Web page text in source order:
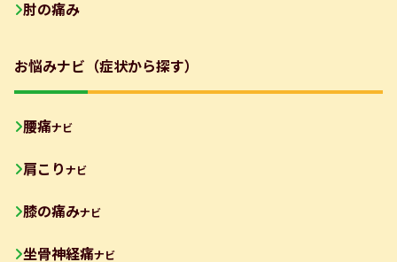
肘の痛み
お悩みナビ（症状から探す）
腰痛ナビ
肩こり ナビ
膝の痛みナビ
坐骨神経痛ナビ